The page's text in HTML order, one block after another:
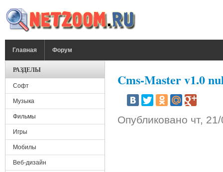
Главная Форум
Cms-Master v1.0
Опубликовано чт,
РАЗДЕЛЫ
Софт
Музыка
Фильмы
Игры
Мобилы
Веб-дизайн